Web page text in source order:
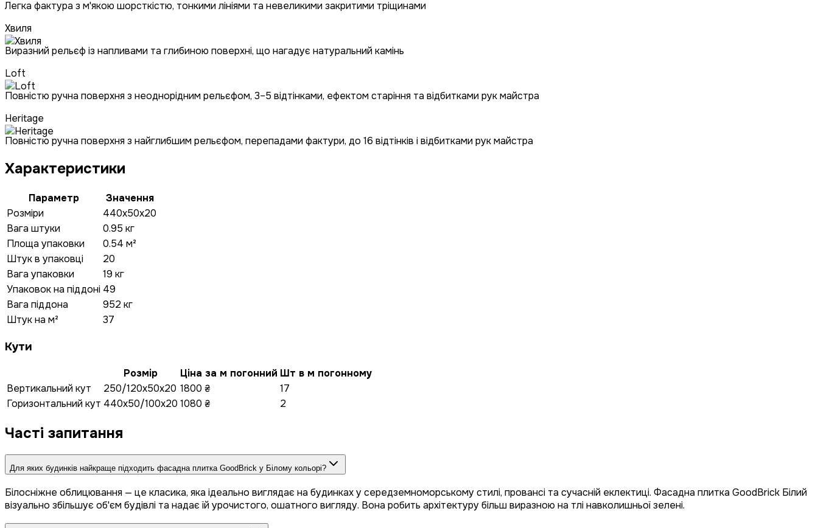
Легка фактура з м'якою шорсткістю, тонкими лініями та невеликими закритими тріщинами
Хвиля
Виразний рельєф із напливами та глибиною поверхні, що нагадує натуральний камінь
Loft
Повністю ручна поверхня з неоднорідним рельєфом, 3–5 відтінками, ефектом старіння та відбитками рук майстра
Heritage
Повністю ручна поверхня з найглибшим рельєфом, перепадами фактури, до 16 відтінків і відбитками рук майстра
Характеристики
Параметр
Значення
Розміри
440x50x20
Вага штуки
0.95 кг
Площа упаковки
0.54 м²
Штук в упаковці
20
Вага упаковки
19 кг
Упаковок на піддоні 49
Вага піддона
952 кг
Штук на м²
37
Кути
Розмір Ціна за м погонний Шт в м погонному
Вертикальний кут
250/120x50x20 1800 ₴
17
Горизонтальний кут 440x50/100x20 1080 ₴ 2
Часті запитання
Для яких будинків найкраще підходить фасадна плитка GoodBrick у Білому кольорі?
Білосніжне облицювання — це класика, яка ідеально виглядає на будинках у середземноморському стилі, провансі та сучасній еклектиці. Фасадна плитка GoodBrick Білий
візуально збільшує об'єм будівлі та надає їй урочистого, ошатного вигляду. Вона робить архітектуру більш виразною на тлі навколишньої зелені.